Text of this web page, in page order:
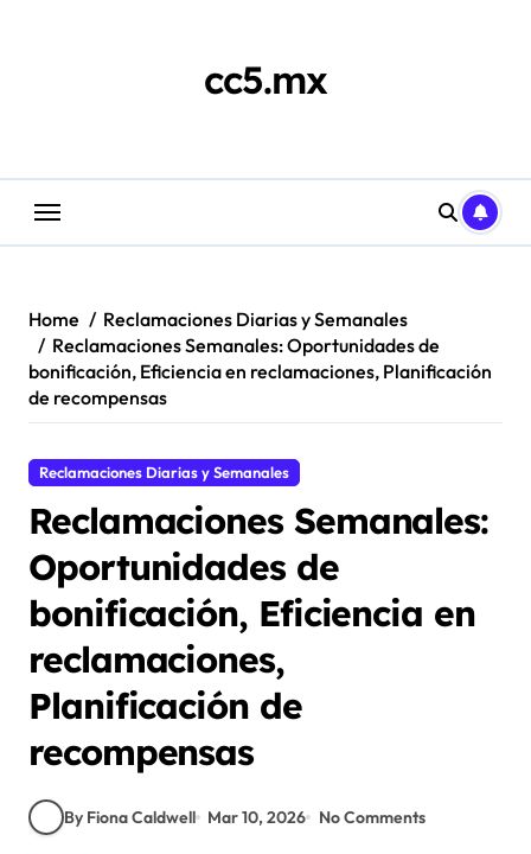
cc5.mx
Home
Reclamaciones Diarias y Semanales
Reclamaciones Semanales: Oportunidades de
bonificación, Eficiencia en reclamaciones, Planificación
de recompensas
Reclamaciones Diarias y Semanales
Reclamaciones Semanales:
Oportunidades de
bonificación, Eficiencia en
reclamaciones,
Planificación de
recompensas
By Fiona Caldwell Mar 10, 2026 No Comments